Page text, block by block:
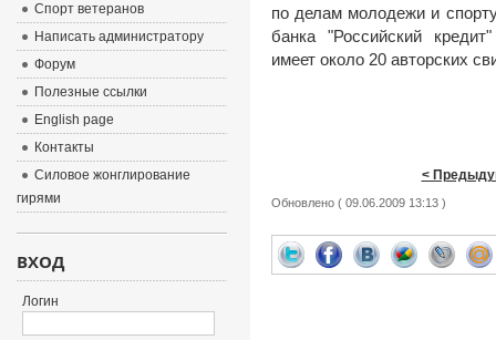
по делам молодежи и
банка "Российский
имеет около 20 авторских
<
Обновлено ( 09.06.2009 13:13 )
Спорт ветеранов
Написать администратору
Форум
Полезные ссылки
English page
Контакты
Силовое жонглирование
гирями
ВХОД
Логин